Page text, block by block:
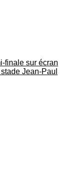
finale sur écran
Jean-Paul